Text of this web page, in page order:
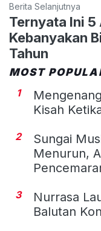
Berita Selanjutnya
Ternyata Ini 5
Kebanyakan
Tahun
MOST
1
Kisah
2
Sungai
Menurun,
3
Nurrasa
Balutan